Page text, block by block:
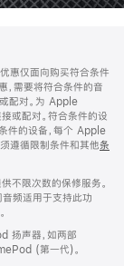
惠仅面向购买符合条件
需要将符合条件的音
配对。为 Apple
或配对。符合条件的设
件的设备，每个 Apple
遵循限制条件和其他条
限次数的保修服务。
频适用于支持此功
扬声器，如两部
(第一代)。